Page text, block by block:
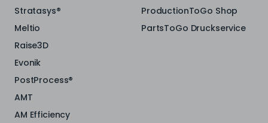
Stratasys®
Meltio
Raise3D
Evonik
PostProcess®
AMT
AM Efficiency
ProductionToGo Shop
PartsToGo Druckservice